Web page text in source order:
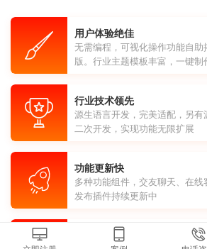
用户体验绝佳
无需编程，可视化操作功能自助
版。行业主题模板丰富，一键制
行业技术领先
源生语言开发，完美适配，另
二次开发，实现功能无限扩展
功能更新快
多种功能组件，交友聊天、在线
发布插件持续更新中
省钱、省时、省力